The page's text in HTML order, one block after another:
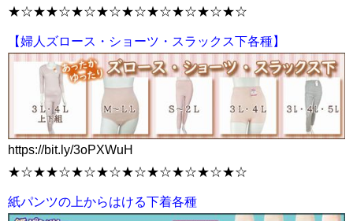
★☆★★☆★☆★☆★☆★☆★☆★☆★☆
【婦人ズロース・ショーツ・スラックス下各種】
https://bit.ly/3oPXWuH
★☆★★☆★☆★☆★☆★☆★☆★☆★☆
紙パンツの上からはける下着各種